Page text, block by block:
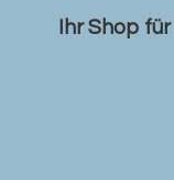
Ihr Shop für